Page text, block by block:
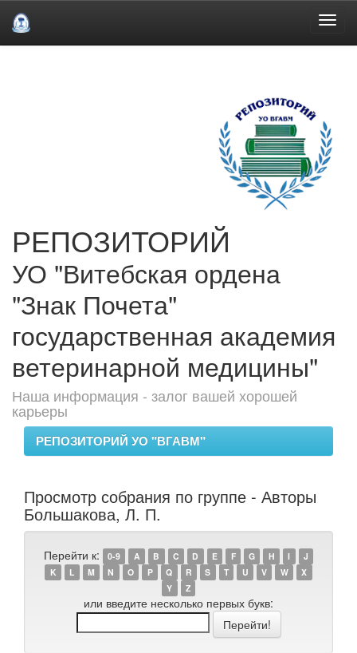
РЕПОЗИТОРИЙ
УО "Витебская ордена
"Знак Почета"
государственная академия
ветеринарной медицины"
Наша информация - залог вашей хорошей
карьеры
РЕПОЗИТОРИЙ УО "ВГАВМ"
Просмотр собрания по группе - Авторы
Большакова, Л. П.
Перейти к: 0-9 A B C D E F G H I
J
K
L M N O P Q R S T U V W
X
Y
Z
или введите несколько первых букв: